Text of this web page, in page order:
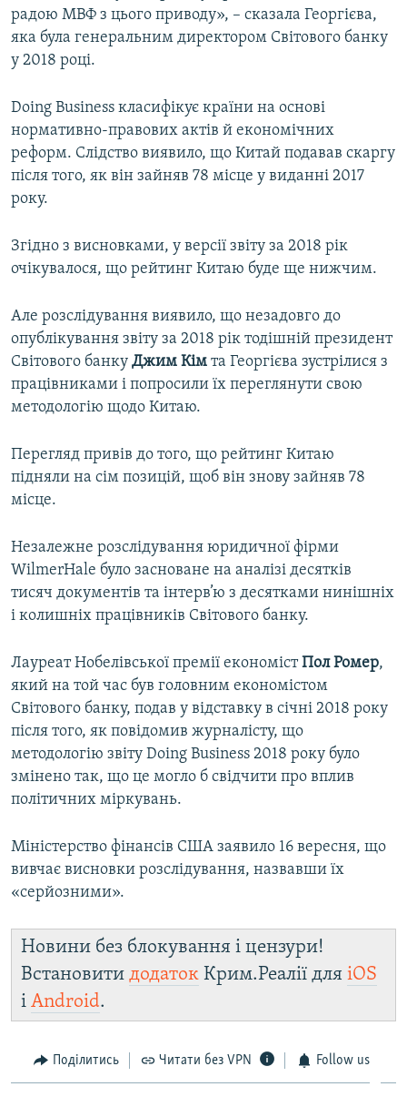
радою МВФ з цього приводу», – сказала Георгієва,
яка була генеральним директором Світового банку
у 2018 році.
Doing Business класифікує країни на основі
нормативно-правових актів й економічних
реформ. Слідство виявило, що Китай подавав скаргу
після того, як він зайняв 78 місце у виданні 2017
року.
Згідно з висновками, у версії звіту за 2018 рік
очікувалося, що рейтинг Китаю буде ще нижчим.
Але розслідування виявило, що незадовго до
опублікування звіту за 2018 рік тодішній президент
Світового банку Джим Кім та Георгієва зустрілися з
працівниками і попросили їх переглянути свою
методологію щодо Китаю.
Перегляд привів до того, що рейтинг Китаю
підняли на сім позицій, щоб він знову зайняв 78
місце.
Незалежне розслідування юридичної фірми
WilmerHale було засноване на аналізі десятків
тисяч документів та інтерв’ю з десятками нинішніх
і колишніх працівників Світового банку.
Лауреат Нобелівської премії економістПол Ромер,
який на той час був головним економістом
Світового банку, подав у відставку в січні 2018 року
після того, як повідомив журналісту, що
методологію звіту Doing Business 2018 року було
змінено так, що це могло б свідчити про вплив
політичних міркувань.
Міністерство фінансів США заявило 16 вересня, що
вивчає висновки розслідування, назвавши їх
«серйозними».
Новини без блокування і цензури!
Встановити додаток Крим.Реалії для iOS
і Android.
Поділитись Читати без VPN Follow us